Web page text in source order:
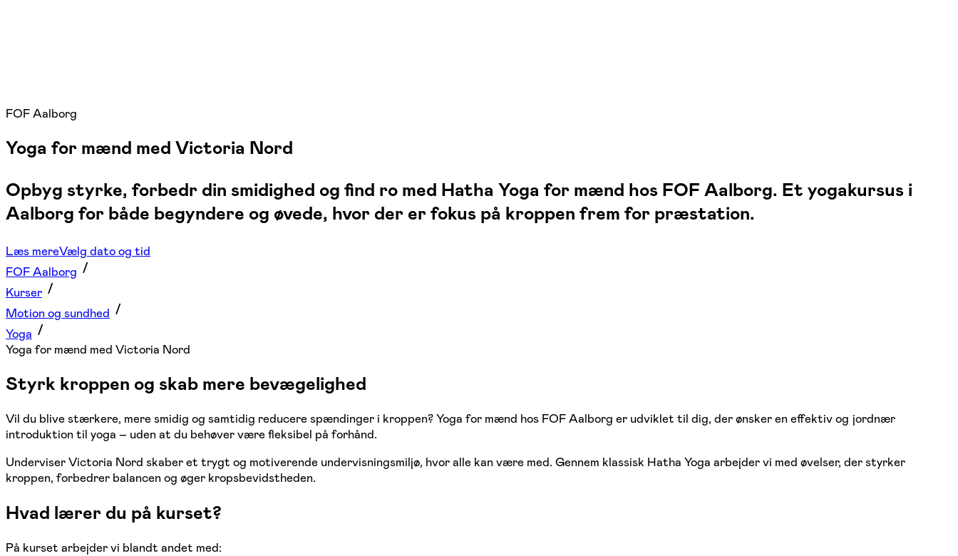
FOF Aalborg
Yoga for mænd med Victoria Nord
Opbyg styrke, forbedr din smidighed og find ro med Hatha Yoga for mænd hos FOF Aalborg. Et yogakursus i
Aalborg for både begyndere og øvede, hvor der er fokus på kroppen frem for præstation.
Læs mereVælg dato og tid
FOF Aalborg
Kurser
Motion og sundhed
Yoga
Yoga for mænd med Victoria Nord
Styrk kroppen og skab mere bevægelighed
Vil du blive stærkere, mere smidig og samtidig reducere spændinger i kroppen? Yoga for mænd hos FOF Aalborg er udviklet til dig, der ønsker en effektiv og jordnær
introduktion til yoga – uden at du behøver være fleksibel på forhånd.
Underviser Victoria Nord skaber et trygt og motiverende undervisningsmiljø, hvor alle kan være med. Gennem klassisk Hatha Yoga arbejder vi med øvelser, der styrker
kroppen, forbedrer balancen og øger kropsbevidstheden.
Hvad lærer du på kurset?
På kurset arbejder vi blandt andet med: